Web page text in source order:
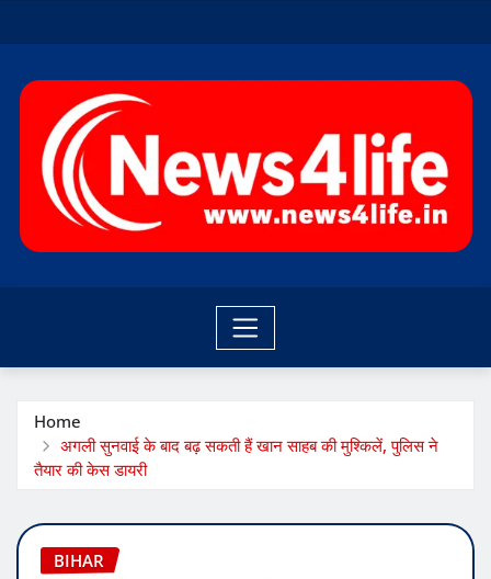
to
Home
अगली सुनवाई के बाद बढ़ सकती हैं खान साहब की मुश्किलें, पुलिस ने
तैयार की केस डायरी
BIHAR